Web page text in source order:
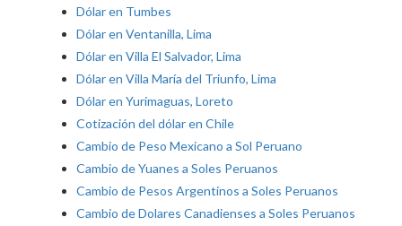
Dólar en Tumbes
Dólar en Ventanilla, Lima
Dólar en Villa El Salvador, Lima
Dólar en Villa María del Triunfo, Lima
Dólar en Yurimaguas, Loreto
Cotización del dólar en Chile
Cambio de Peso Mexicano a Sol Peruano
Cambio de Yuanes a Soles Peruanos
Cambio de Pesos Argentinos a Soles Peruanos
Cambio de Dolares Canadienses a Soles Peruanos